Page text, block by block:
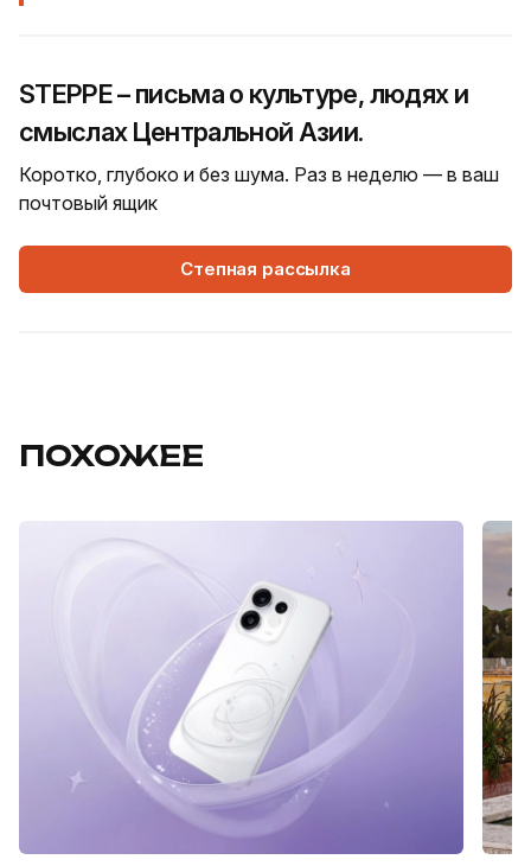
STEPPE – письма о культуре, людях и
смыслах Центральной Азии.
Коротко, глубоко и без шума. Раз в неделю — в ваш
почтовый ящик
Степная рассылка
ПОХОЖЕЕ